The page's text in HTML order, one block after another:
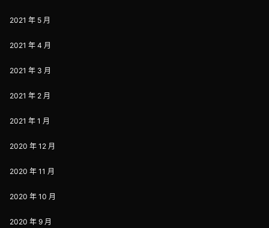
2021 年 5 月
2021 年 4 月
2021 年 3 月
2021 年 2 月
2021 年 1 月
2020 年 12 月
2020 年 11 月
2020 年 10 月
2020 年 9 月